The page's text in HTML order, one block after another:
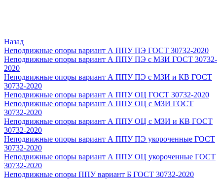
Назад
Неподвижные опоры вариант А ППУ ПЭ ГОСТ 30732-2020
Неподвижные опоры вариант А ППУ ПЭ с МЗИ ГОСТ 30732-
2020
Неподвижные опоры вариант А ППУ ПЭ с МЗИ и КВ ГОСТ
30732-2020
Неподвижные опоры вариант А ППУ ОЦ ГОСТ 30732-2020
Неподвижные опоры вариант А ППУ ОЦ с МЗИ ГОСТ
30732-2020
Неподвижные опоры вариант А ППУ ОЦ с МЗИ и КВ ГОСТ
30732-2020
Неподвижные опоры вариант А ППУ ПЭ укороченные ГОСТ
30732-2020
Неподвижные опоры вариант А ППУ ОЦ укороченные ГОСТ
30732-2020
Неподвижные опоры ППУ вариант Б ГОСТ 30732-2020